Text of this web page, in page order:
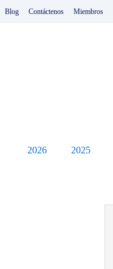
IrBlog Contáctenos Miembros
2026 2025